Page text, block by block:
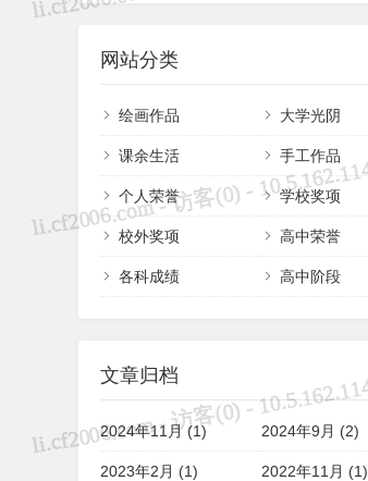
网站分类
绘画作品 大学光阴
课余生活 手工作品
个人荣誉 学校奖项
校外奖项 高中荣誉
各科成绩 高中阶段
文章归档
2024年11月 (1) 2024年9月 (2)
2023年2月 (1) 2022年11月 (1)